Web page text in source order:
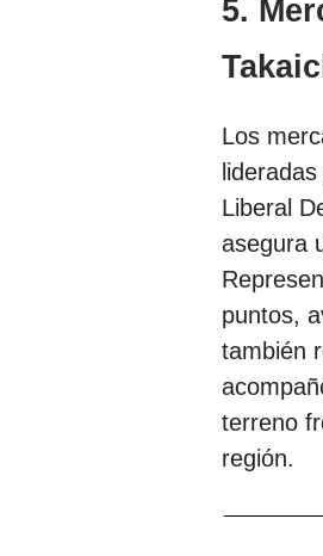
5.
Los
Liberal
asegura
puntos,
también
terreno
región.